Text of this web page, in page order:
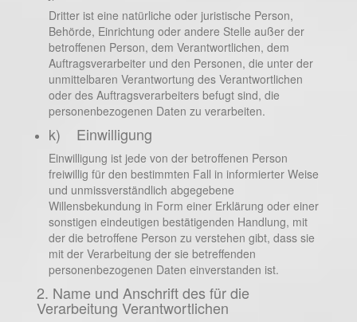
Dritter ist eine natürliche oder juristische Person,
Behörde, Einrichtung oder andere Stelle außer der
betroffenen Person, dem Verantwortlichen, dem
Auftragsverarbeiter und den Personen, die unter der
unmittelbaren Verantwortung des Verantwortlichen
oder des Auftragsverarbeiters befugt sind, die
personenbezogenen Daten zu verarbeiten.
k) Einwilligung
Einwilligung ist jede von der betroffenen Person
freiwillig für den bestimmten Fall in informierter Weise
und unmissverständlich abgegebene
Willensbekundung in Form einer Erklärung oder einer
sonstigen eindeutigen bestätigenden Handlung, mit
der die betroffene Person zu verstehen gibt, dass sie
mit der Verarbeitung der sie betreffenden
personenbezogenen Daten einverstanden ist.
2. Name und Anschrift des für die
Verarbeitung Verantwortlichen